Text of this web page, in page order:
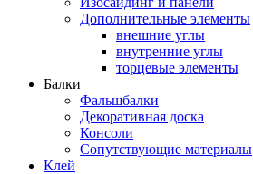
Дополнительные элементы
внешние углы
внутренние углы
торцевые элементы
Балки
Фальшбалки
Декоративная доска
Консоли
Сопутствующие материалы
Клей